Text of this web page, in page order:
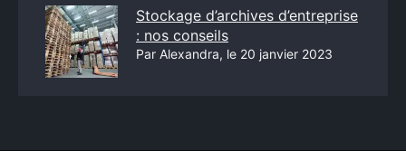
Stockage d’archives d’entreprise
: nos conseils
Par Alexandra, le 20 janvier 2023